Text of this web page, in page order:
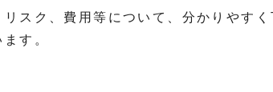
スク、費用等について、分かりやす
す。